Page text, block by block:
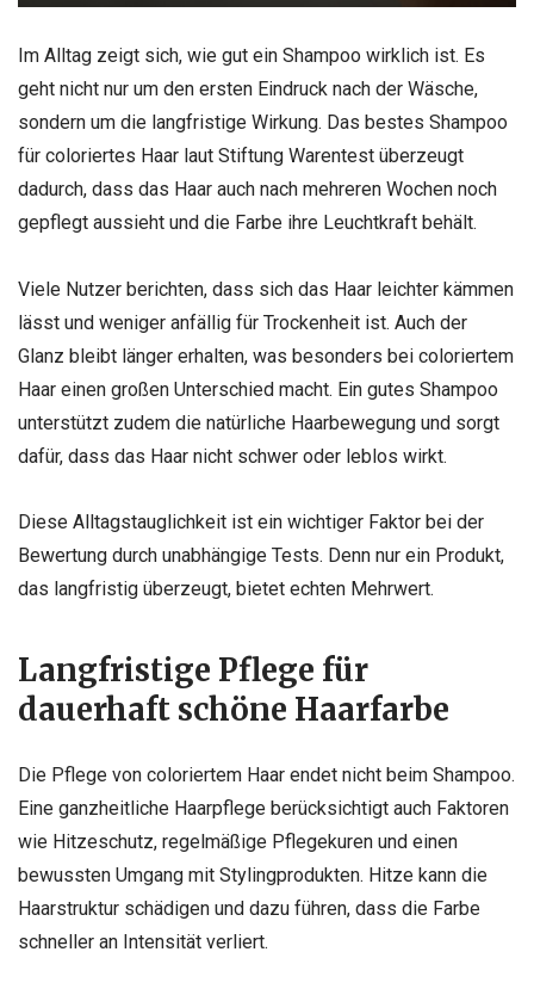
Im Alltag zeigt sich, wie gut ein Shampoo wirklich ist. Es
geht nicht nur um den ersten Eindruck nach der Wäsche,
sondern um die langfristige Wirkung. Das bestes Shampoo
für coloriertes Haar laut Stiftung Warentest überzeugt
dadurch, dass das Haar auch nach mehreren Wochen noch
gepflegt aussieht und die Farbe ihre Leuchtkraft behält.
Viele Nutzer berichten, dass sich das Haar leichter kämmen
lässt und weniger anfällig für Trockenheit ist. Auch der
Glanz bleibt länger erhalten, was besonders bei coloriertem
Haar einen großen Unterschied macht. Ein gutes Shampoo
unterstützt zudem die natürliche Haarbewegung und sorgt
dafür, dass das Haar nicht schwer oder leblos wirkt.
Diese Alltagstauglichkeit ist ein wichtiger Faktor bei der
Bewertung durch unabhängige Tests. Denn nur ein Produkt,
das langfristig überzeugt, bietet echten Mehrwert.
Langfristige Pflege für
dauerhaft schöne Haarfarbe
Die Pflege von coloriertem Haar endet nicht beim Shampoo.
Eine ganzheitliche Haarpflege berücksichtigt auch Faktoren
wie Hitzeschutz, regelmäßige Pflegekuren und einen
bewussten Umgang mit Stylingprodukten. Hitze kann die
Haarstruktur schädigen und dazu führen, dass die Farbe
schneller an Intensität verliert.